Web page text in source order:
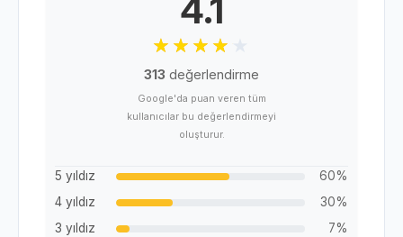
4.1
313 değerlendirme
Google'da puan veren tüm
kullanıcılar bu değerlendirmeyi
oluşturur.
5 yıldız
60%
4 yıldız
30%
3 yıldız
7%